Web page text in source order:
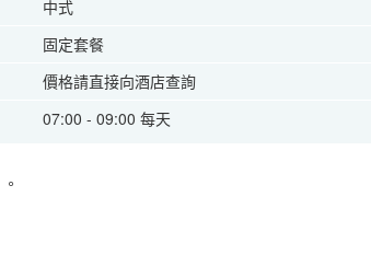
中式
固定套餐
價格請直接向酒店查詢
07:00 - 09:00 每天
。